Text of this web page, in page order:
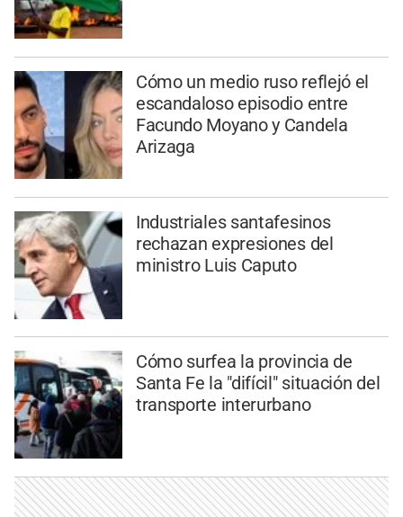
Cómo un medio ruso reflejó el
escandaloso episodio entre
Facundo Moyano y Candela
Arizaga
Industriales santafesinos
rechazan expresiones del
ministro Luis Caputo
Cómo surfea la provincia de
Santa Fe la "difícil" situación del
transporte interurbano